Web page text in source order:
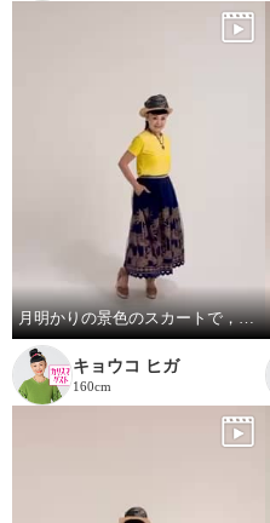
月明かりの景色のスカートで，リラックス!
キョウコ ヒガ
160cm